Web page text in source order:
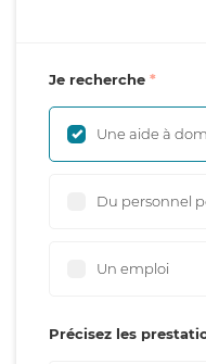
Je recherche
Une aide à
Du personnel
Un emploi
Précisez les